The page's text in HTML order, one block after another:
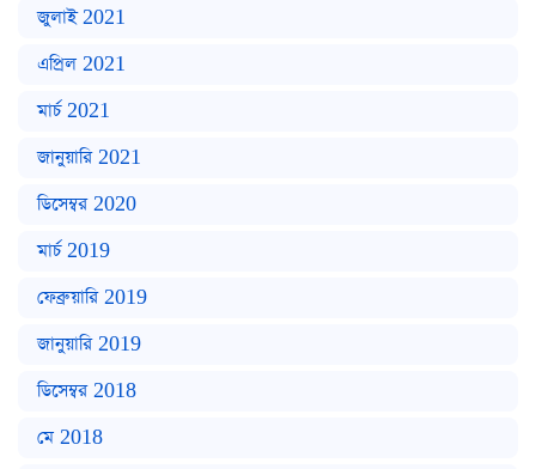
জুলাই 2021
এপ্রিল 2021
মার্চ 2021
জানুয়ারি 2021
ডিসেম্বর 2020
মার্চ 2019
ফেব্রুয়ারি 2019
জানুয়ারি 2019
ডিসেম্বর 2018
মে 2018